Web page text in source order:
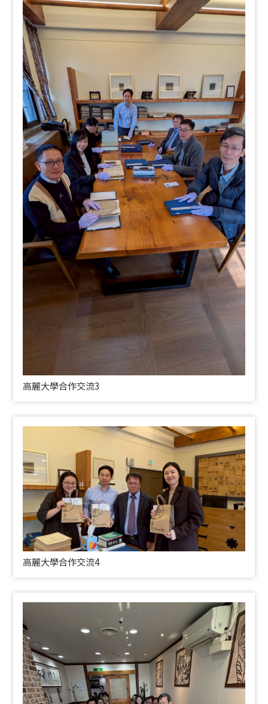
高麗大學合作交流3
高麗大學合作交流4